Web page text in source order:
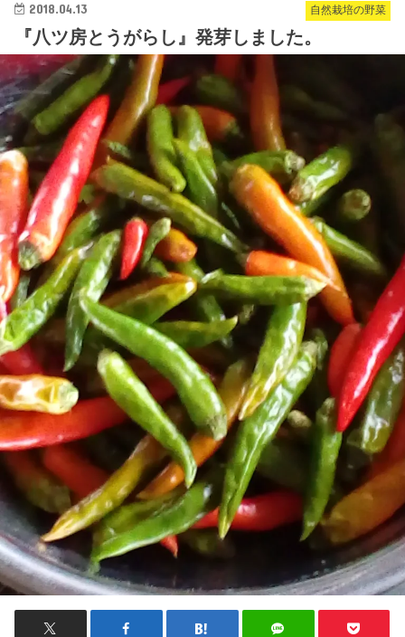
自然栽培の野菜
2018.04.13
『八ツ房とうがらし』発芽しました。